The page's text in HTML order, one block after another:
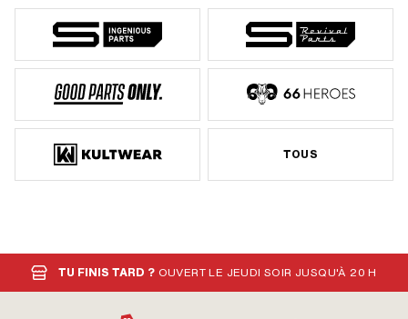
TOUS
TU FINIS TARD ? OUVERT LE JEUDI SOIR JUSQU'À 20 H